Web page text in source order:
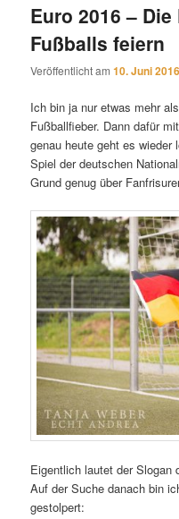
Euro 2016 –
Fußballs feiern
Veröffentlicht am10. Juni 2016
Ich bin ja nur etwas mehr
Fußballfieber. Dann dafür
genau heute geht es
Spiel der deutschen
Grund genug über
Eigentlich lautet der Slogan
Auf der Suche danach bin
gestolpert: